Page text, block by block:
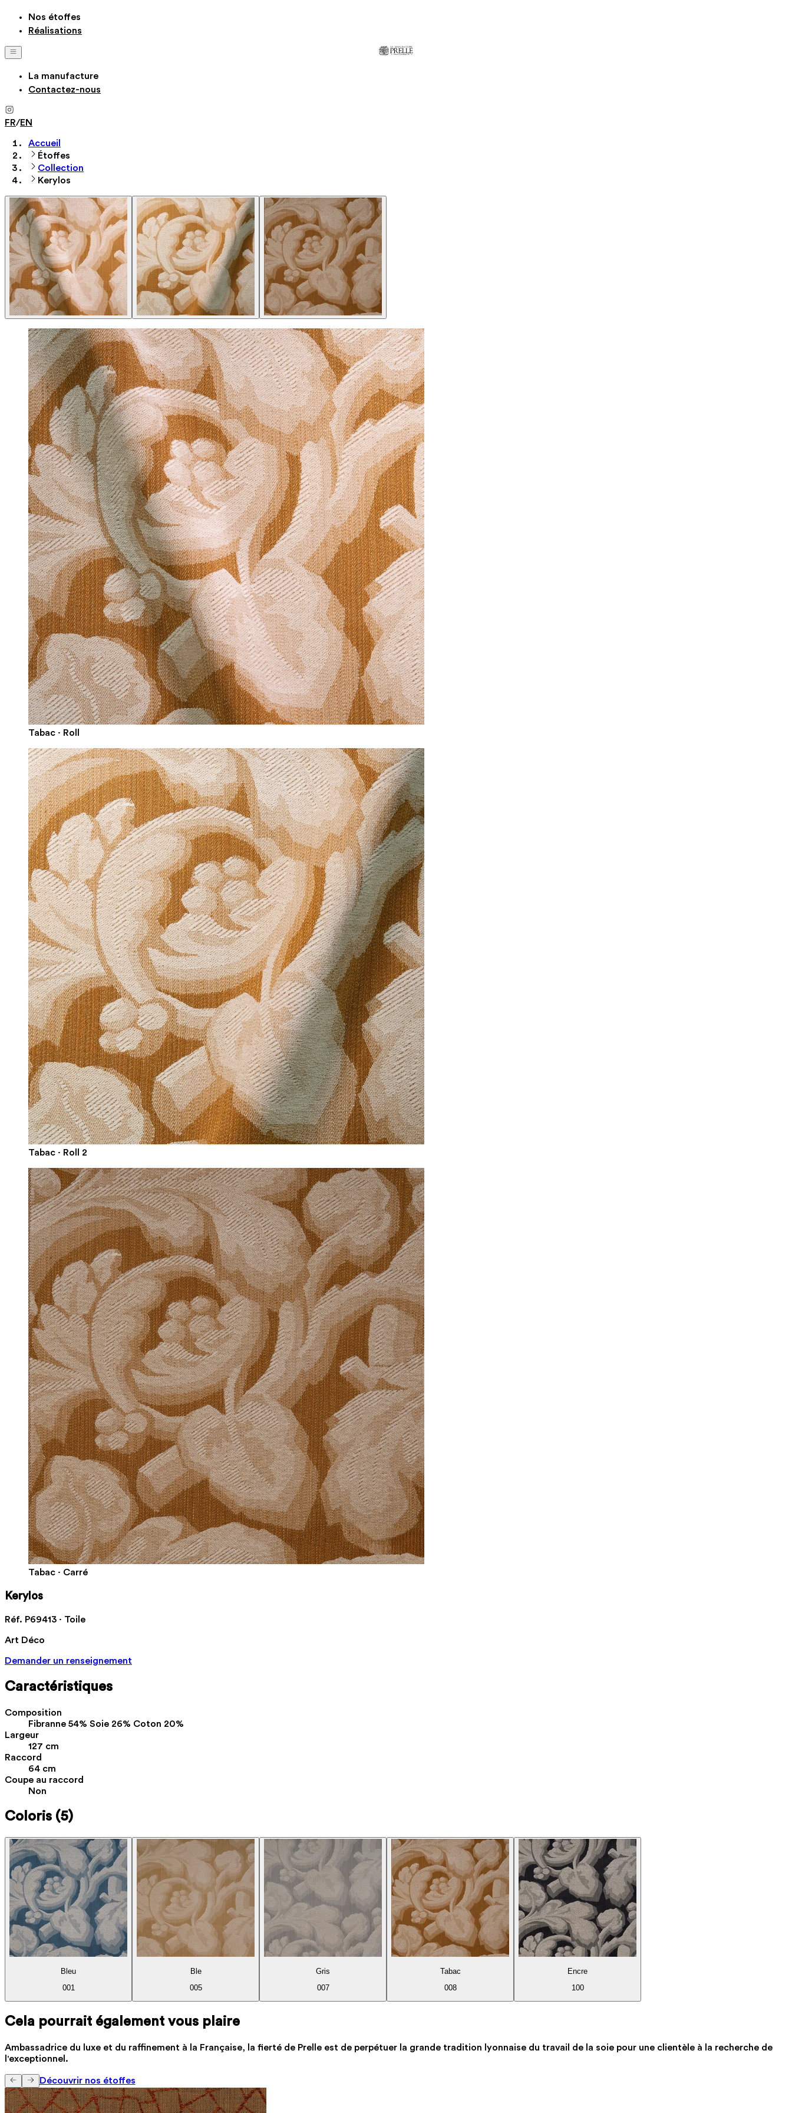
Nos étoffes
Réalisations
La manufacture
Contactez-nous
FR/EN
Accueil
Étoffes
Collection
Kerylos
Tabac · Roll
Tabac · Roll 2
Tabac · Carré
Kerylos
Réf. P69413 · Toile
Art Déco
Demander un renseignement
Caractéristiques
Composition
Fibranne 54% Soie 26% Coton 20%
Largeur
127 cm
Raccord
64 cm
Coupe au raccord
Non
Coloris (5)
Bleu
001
Ble
005
Gris
007
Tabac
008
Encre
100
Cela pourrait également vous plaire
Ambassadrice du luxe et du raffinement à la Française, la fierté de Prelle est de perpétuer la grande tradition lyonnaise du travail de la soie pour une clientèle à la recherche de
l'exceptionnel.
Découvrir nos étoffes